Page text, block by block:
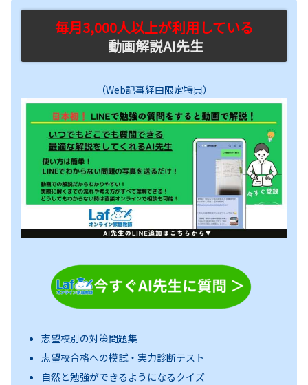
毎月3,000人以上が利用している
動画解説AI先生
（Web記事経由限定特典）
志望校別の対策問題集
志望校合格への模試・実力診断テスト
自然と勉強ができるようになるクイズ